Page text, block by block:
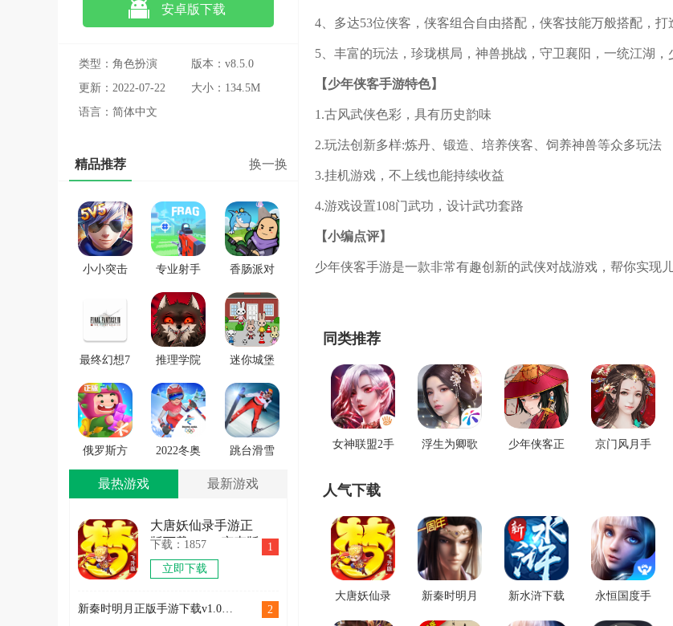
安卓版下载
类型：角色扮演
版本：v8.5.0
更新：2022-07-22
大小：134.5M
语言：简体中文
精品推荐 换一换
小小突击
专业射手
FRAG
香肠派对
正版手戏
最终幻想7
第一士兵
app
推理学院
手游安卓
版
迷你城堡
小镇新房
游戏
俄罗斯方
块环游记
2022
2022冬奥
滑雪冒险
（OlympicGamesJam2022）
跳台滑雪
SkiJumpingPro
最热游戏 最新游戏
大唐妖仙录手游正
版下载v1.0.0变态版
下载：1857
立即下载
1
新秦时明月正版手游下载v1.0.18正版 2
4、多达53位侠客，侠客组合自由搭配，侠客技能万般搭配，打
5、丰富的玩法，珍珑棋局，神兽挑战，守卫襄阳，一统江湖，
【少年侠客手游特色】
1.古风武侠色彩，具有历史韵味
2.玩法创新多样:炼丹、锻造、培养侠客、饲养神兽等众多玩法
3.挂机游戏，不上线也能持续收益
4.游戏设置108门武功，设计武功套路
【小编点评】
少年侠客手游是一款非常有趣创新的武侠对战游戏，帮你实现
同类推荐
女神联盟2手
浮生为卿歌
少年侠客正
京门风月手
人气下载
大唐妖仙录
新秦时明月
新水浒下载
永恒国度手